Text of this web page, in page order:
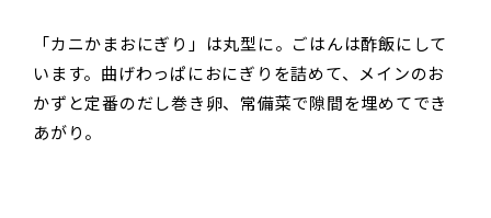
「カニかまおにぎり」は丸型に。ごはんは酢飯にして
います。曲げわっぱにおにぎりを詰めて、メインのお
かずと定番のだし巻き卵、常備菜で隙間を埋めてでき
あがり。